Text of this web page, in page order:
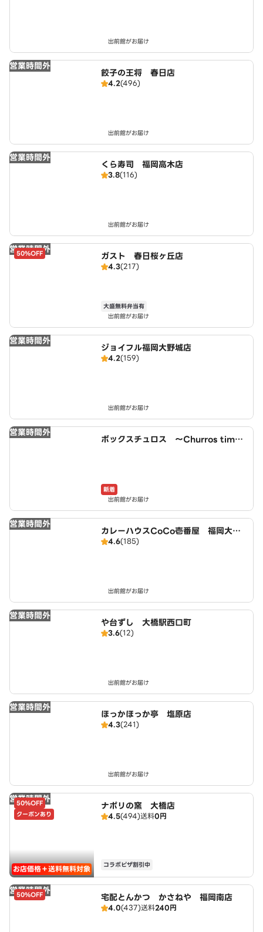
出前館がお届け
営業時間外
餃子の王将 春日店
4.2(496)
出前館がお届け
営業時間外
くら寿司 福岡高木店
3.8(116)
出前館がお届け
営業時間外
50%OFF ガスト 春日桜ヶ丘店
4.3(217)
大盛無料弁当有
出前館がお届け
営業時間外
ジョイフル福岡大野城店
4.2(159)
出前館がお届け
営業時間外
ボックスチュロス ～Churros time
新着
出前館がお届け
営業時間外
カレーハウスCoCo壱番屋 福岡大橋
駅東口店（SD）
4.6(185)
出前館がお届け
営業時間外
や台ずし 大橋駅西口町
3.6(12)
出前館がお届け
営業時間外
ほっかほっか亭 塩原店
4.3(241)
出前館がお届け
営業時間外
50%OFF
クーポンあり
お店価格＋送料無料対象
ナポリの窯 大橋店
4.5(494)送料0円
コラボピザ割引中
営業時間外
50%OFF 宅配とんかつ かさねや 福岡南店
4.0(437)送料240円